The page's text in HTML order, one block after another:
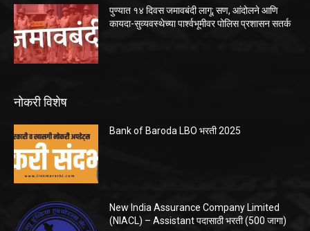
पुण्यात १४ दिवस जमावबंदी लागू; सण, आंदोलने आणि
कायदा-सुव्यवस्थेच्या पार्श्वभूमीवर पोलिस प्रशासन सतर्क
नोकरी विशेष
Bank of Baroda LBO भरती 2025
New India Assurance Company Limited
(NIACL) – Assistant पदासाठी भरती (500 जागा)